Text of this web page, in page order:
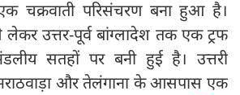
चक्रवाती परिसंचरण बना हुआ है।
लेकर उत्तर-पूर्व बांग्लादेश तक एक ट्रफ
सतहों पर बनी हुई है। उत्तरी
और तेलंगाना के आसपास एक